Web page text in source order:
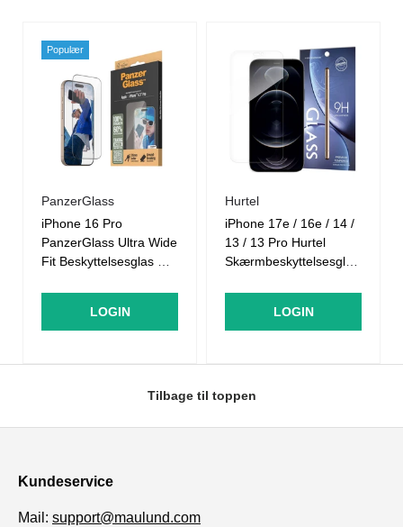
Populær
PanzerGlass
iPhone 16 Pro
PanzerGlass Ultra Wide
Fit Beskyttelsesglas m.
Gennemsigtig / Sort
LOGIN
Hurtel
iPhone 17e / 16e / 14 /
13 / 13 Pro Hurtel
Skærmbeskyttelsesglas
LOGIN
Tilbage til toppen
Kundeservice
Mail: support@maulund.com